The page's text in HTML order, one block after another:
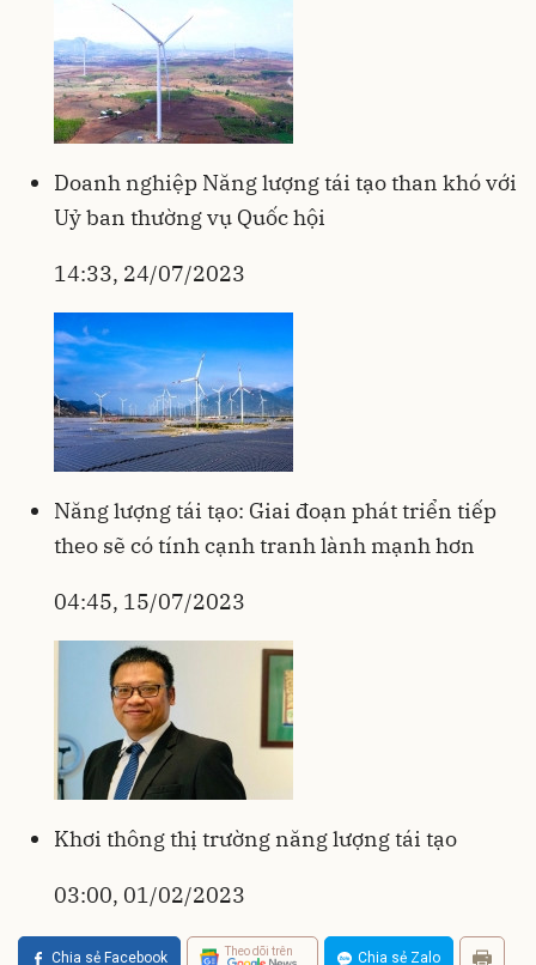
Doanh nghiệp Năng lượng tái tạo than khó với
Uỷ ban thường vụ Quốc hội
14:33, 24/07/2023
Năng lượng tái tạo: Giai đoạn phát triển tiếp
theo sẽ có tính cạnh tranh lành mạnh hơn
04:45, 15/07/2023
Khơi thông thị trường năng lượng tái tạo
03:00, 01/02/2023
Chia sẻ Facebook Theo dõi trên Chia sẻ Zalo